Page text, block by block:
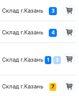
Склад г.Казань 3
Склад г.Казань 4
Склад г.Казань 1 3
Склад г.Казань 7